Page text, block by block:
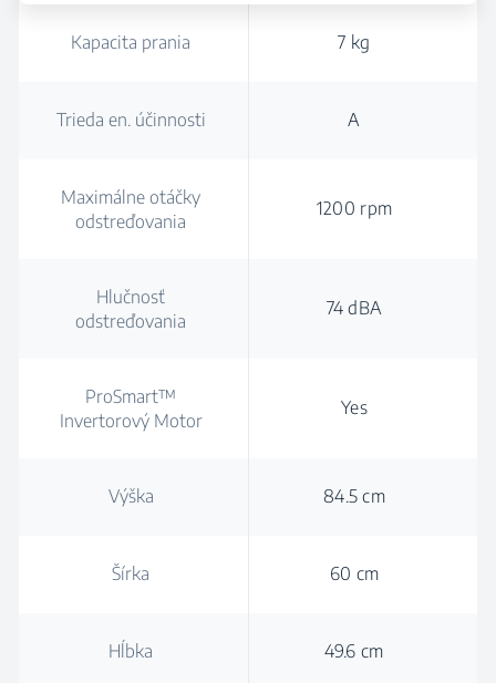
Kapacita prania 7 kg
Trieda en. účinnosti A
Maximálne otáčky
odstreďovania
1200 rpm
Hlučnosť
odstreďovania
74 dBA
ProSmart™
Invertorový Motor
Yes
Výška 84.5 cm
Šírka 60 cm
Hĺbka 49.6 cm